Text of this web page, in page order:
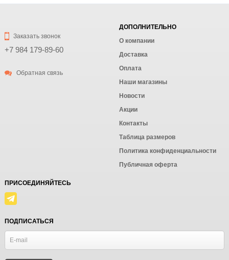
Заказать звонок
+7 984 179-89-60
Обратная связь
ДОПОЛНИТЕЛЬНО
О компании
Доставка
Оплата
Наши магазины
Новости
Акции
Контакты
Таблица размеров
Политика конфиденциальности
Публичная оферта
ПРИСОЕДИНЯЙТЕСЬ
ПОДПИСАТЬСЯ